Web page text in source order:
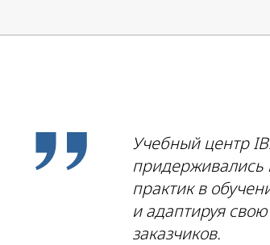
Учебный центр
придерживались
практик в
и адаптируя
заказчиков.